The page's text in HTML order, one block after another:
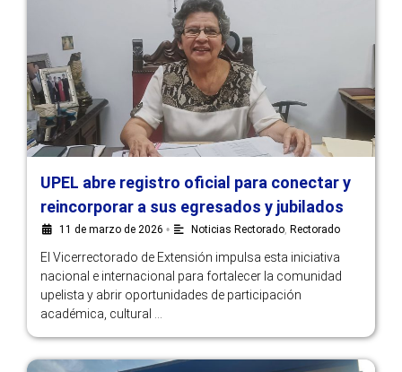
UPEL abre registro oficial para conectar y
reincorporar a sus egresados y jubilados
11 de marzo de 2026 • Noticias Rectorado, Rectorado
El Vicerrectorado de Extensión impulsa esta iniciativa
nacional e internacional para fortalecer la comunidad
upelista y abrir oportunidades de participación
académica, cultural …